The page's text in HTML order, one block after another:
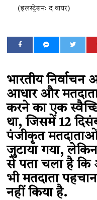
(इलस्ट्रेशनः द वायर)
भारतीय
आधार और
करने का एक
था, जिसमें 12
पंजीकृत
जुटाया गया,
से पता चला है
भी मतदाता
नहीं किया है.